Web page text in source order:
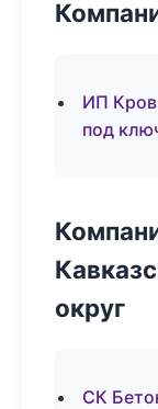
ИП
под
округ
СК